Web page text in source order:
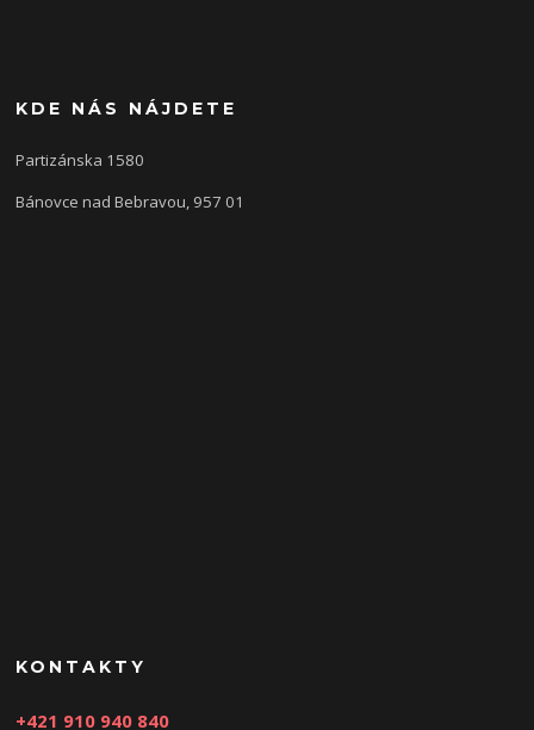
KDE NÁS NÁJDETE
Partizánska 1580
Bánovce nad Bebravou, 957 01
KONTAKTY
+421 910 940 840